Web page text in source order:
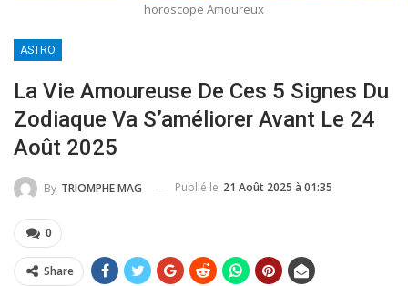
horoscope Amoureux
ASTRO
La Vie Amoureuse De Ces 5 Signes Du
Zodiaque Va S’améliorer Avant Le 24
Août 2025
By TRIOMPHE MAG Publié le 21 Août 2025 à 01:35
0
Share